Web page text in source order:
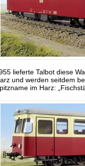
lieferte Talbot diese
und werden seitdem
im Harz: